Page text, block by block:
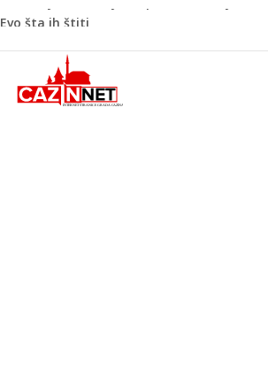
Krenuo u BiH sa 20 kilograma droge:
Juventus igra protiv Intera, Spaleti
razočarao navijače iz BiH
Užas: Uhapšen Italijan (45) kako